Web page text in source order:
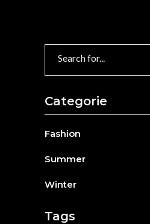
Categorie
Fashion
Summer
Winter
Tags